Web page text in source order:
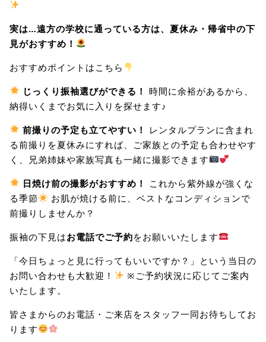
実は…遠方の学校に通っている方は、夏休み・帰省中の下
見がおすすめ！
おすすめポイントはこちら
じっくり振袖選びができる！ 時間に余裕があるから、
納得いくまでお気に入りを探せます♪
前撮りの予定も立てやすい！
レンタルプランに含まれ
る前撮りを夏休みにすれば、ご家族との予定も合わせやす
く、兄弟姉妹や家族写真も一緒に撮影できます
日焼け前の撮影がおすすめ！
これから紫外線が強くな
る季節
お肌が焼ける前に、ベストなコンディションで
前撮りしませんか？
振袖の下見はお電話でご予約をお願いいたします
「今日ちょっと見に行ってもいいですか？」という当日の
お問い合わせも大歓迎！
※ご予約状況に応じてご案内
いたします。
皆さまからのお電話・ご来店をスタッフ一同お待ちしてお
ります